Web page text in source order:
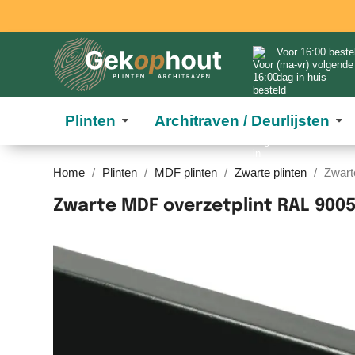
Voor 16:00
(ma-vr) volgende
dag in huis
Plinten Architraven / Deurlijsten
Home Plinten MDF plinten Zwarte plinten
Zwarte MDF overzetplint RAL 9005